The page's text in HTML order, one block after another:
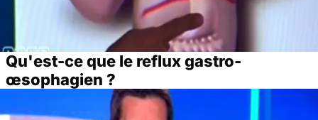
Qu'est-ce que le reflux gastro-
œsophagien ?